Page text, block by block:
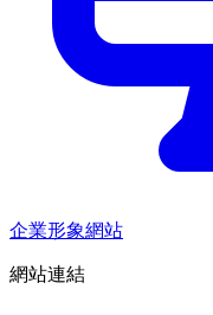
企業形象網站
網站連結